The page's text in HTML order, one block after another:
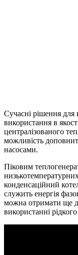
Сучасні рішення для
використання в
централізованого
можливість
насосами.
Піковим
конденсаційний
служить енергія
можна отримати ще
використанні